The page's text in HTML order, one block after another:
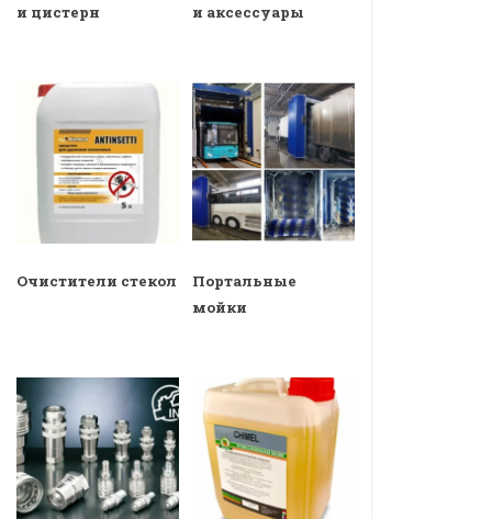
и цистерн
и аксессуары
Очистители стекол
Портальные
мойки